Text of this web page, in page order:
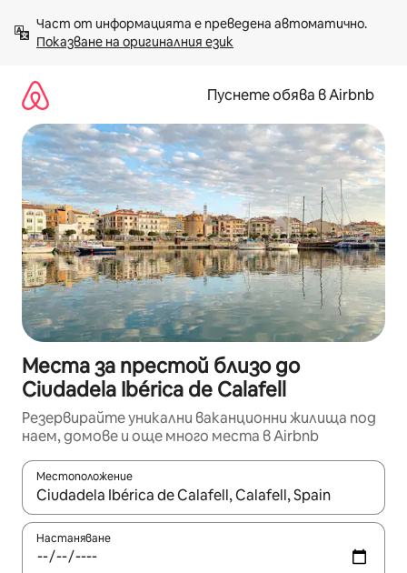
към
съдържанието
Показване на оригиналния език
Пуснете обява в Airbnb
Места за престой близо до
Ciudadela Ibérica de Calafell
Резервирайте уникални ваканционни жилища под
наем, домове и още много места в Airbnb
Местоположение
Когато резултатите се покажат, използвайте
Настаняване